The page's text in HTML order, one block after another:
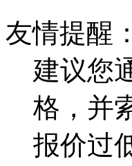
友情提醒：
建议您
格，并
报价过